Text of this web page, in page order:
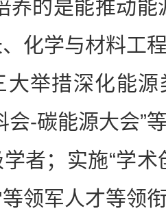
的是能推动能
化学与材料工
大举措深化能
会-碳能源大会”
者；实施“学术
领军人才等领